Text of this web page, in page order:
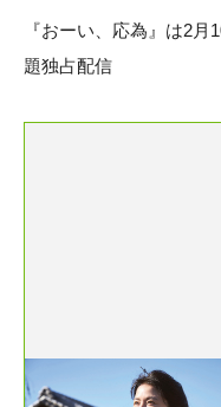
『おーい、応為』は2
題独占配信